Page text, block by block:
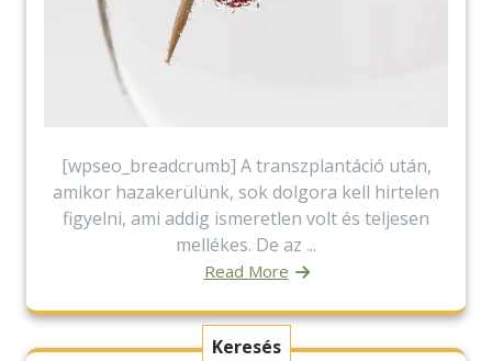
[wpseo_breadcrumb] A transzplantáció után,
amikor hazakerülünk, sok dolgora kell hirtelen
figyelni, ami addig ismeretlen volt és teljesen
mellékes. De az ...
Read More
Keresés